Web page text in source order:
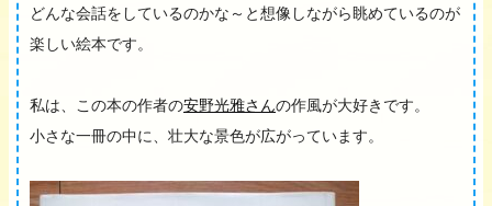
どんな会話をしているのかな～と想像しながら眺めているのが
楽しい絵本です。
私は、この本の作者の安野光雅さんの作風が大好きです。
小さな一冊の中に、壮大な景色が広がっています。